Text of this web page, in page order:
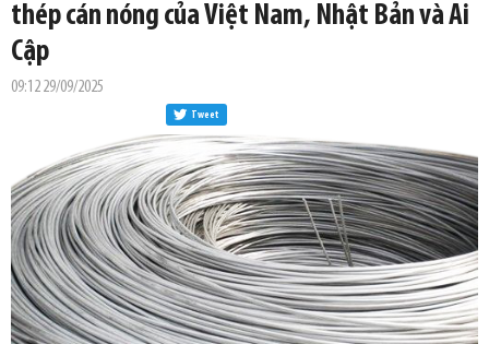
thép cán nóng của Việt Nam, Nhật Bản và Ai
Cập
09:12 29/09/2025
Tweet